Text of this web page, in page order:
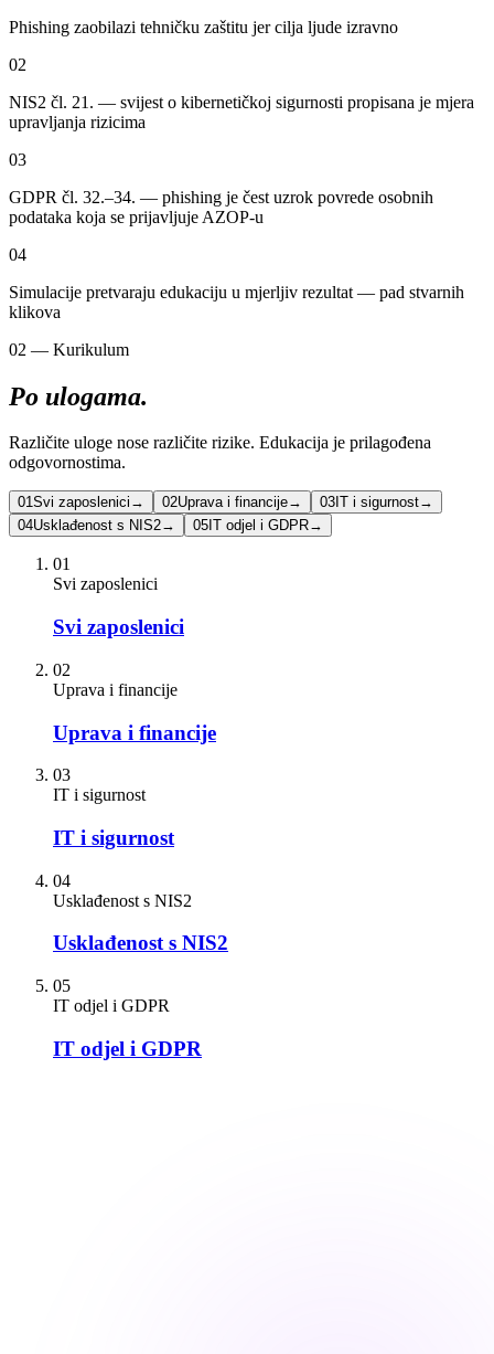
Phishing zaobilazi tehničku zaštitu jer cilja ljude izravno
02
NIS2 čl. 21. — svijest o kibernetičkoj sigurnosti propisana je mjera
upravljanja rizicima
03
GDPR čl. 32.–34. — phishing je čest uzrok povrede osobnih
podataka koja se prijavljuje AZOP-u
04
Simulacije pretvaraju edukaciju u mjerljiv rezultat — pad stvarnih
klikova
02 — Kurikulum
Po ulogama.
Različite uloge nose različite rizike. Edukacija je prilagođena
odgovornostima.
01Svi zaposlenici → 02Uprava i financije→ 03 IT i sigurnost→
04Usklađenost s NIS2→ 05 IT odjel i GDPR→
01
Svi zaposlenici
Svi zaposlenici
02
Uprava i financije
Uprava i financije
03
IT i sigurnost
IT i sigurnost
04
Usklađenost s NIS2
Usklađenost s NIS2
05
IT odjel i GDPR
IT odjel i GDPR